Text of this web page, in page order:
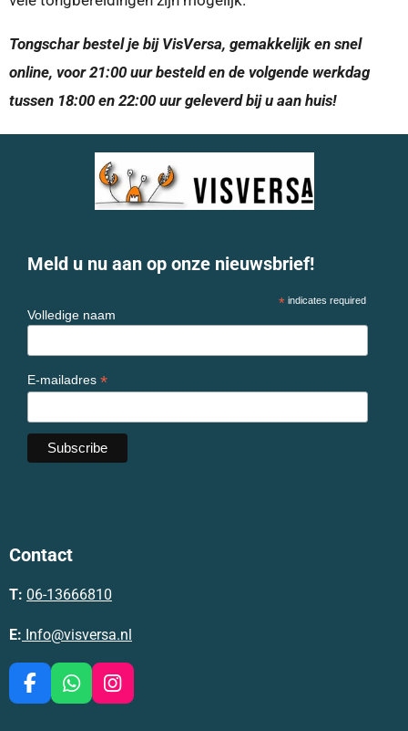
Tongschar bestel je bij VisVersa, gemakkelijk en snel
online, voor 21:00 uur besteld en de volgende werkdag
tussen 18:00 en 22:00 uur geleverd bij u aan huis!
Meld u nu aan op onze nieuwsbrief!
* indicates required
Volledige naam
E-mailadres *
Contact
T: 06-13666810
E: Info@visversa.nl
F
a
W
h
I
n